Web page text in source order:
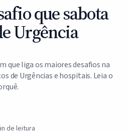
que sabota
Urgência
que liga os maiores desafios na
de Urgências e hospitais. Leia o
de leitura